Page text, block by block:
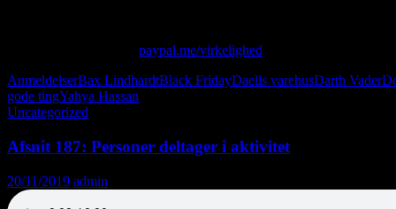
paypal.me/virkelighed
AnmeldelserBax LindhardtBlack FridayDaells varehusDarth Vader
gode tingYahya Hassan
Uncategorized
Afsnit 187: Personer deltager i aktivitet
20/11/2019 admin